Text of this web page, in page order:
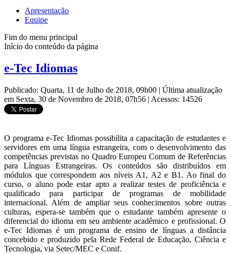
Apresentação
Equipe
Fim do menu principal
Início do conteúdo da página
e-Tec Idiomas
Publicado: Quarta, 11 de Julho de 2018, 09h00 | Última atualização
em Sexta, 30 de Novembro de 2018, 07h56 | Acessos: 14526
O programa e-Tec Idiomas possibilita a capacitação de estudantes e
servidores em uma língua estrangeira, com o desenvolvimento das
competências previstas no Quadro Europeu Comum de Referências
para Línguas Estrangeiras. Os conteúdos são distribuídos em
módulos que correspondem aos níveis A1, A2 e B1. Ao final do
curso, o aluno pode estar apto a realizar testes de proficiência e
qualificado para participar de programas de mobilidade
internacional. Além de ampliar seus conhecimentos sobre outras
culturas, espera-se também que o estudante também apresente o
diferencial do idioma em seu ambiente acadêmico e profissional. O
e-Tec Idiomas é um programa de ensino de línguas a distância
concebido e produzido pela Rede Federal de Educação, Ciência e
Tecnologia, via Setec/MEC e Conif.